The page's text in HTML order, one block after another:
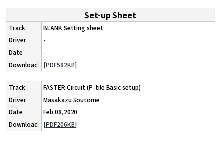
Set-up Sheet
BLANK Setting sheet
-
-
[PDF582KB]
FASTER Circuit (P-tile Basic setup)
Masakazu Soutome
Feb.08,2020
[PDF206KB]